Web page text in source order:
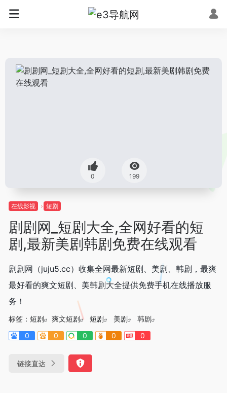
0 199
在线影视 短剧
剧剧网_短剧大全,全网好看的短
剧,最新美剧韩剧免费在线观看
剧剧网（juju5.cc）收集全网最新短剧、美剧、韩剧，最爽
最好看的爽文短剧、美韩剧大全提供免费手机在线播放服
务！
标签： 短剧 爽文短剧 短剧 美剧
韩剧
0
0 0 0 0
链接直达